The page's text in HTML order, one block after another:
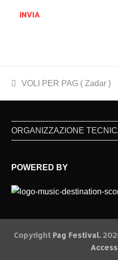
previous
VOLI PER PAG ( Zadar )
ORGANIZZAZIONE
POWERED BY
Copyright Pag Festival.